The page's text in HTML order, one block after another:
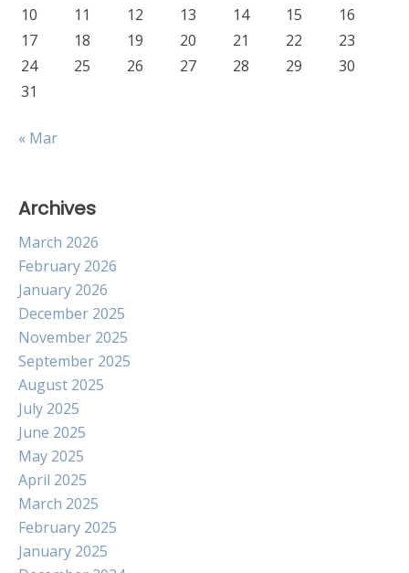
10
11 12 13 14 15
16
17
18 19 20 21 22
23
24
25 26 27 28 29
30
31
« Mar
Archives
March 2026
February 2026
January 2026
December 2025
November 2025
September 2025
August 2025
July 2025
June 2025
May 2025
April 2025
March 2025
February 2025
January 2025